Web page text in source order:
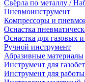
Свёрла по металлу /
Пневмоинструмент
Компрессоры и
Оснастка
Оснастка для газовых
Ручной инструмент
Абразивные материалы
Инструмент для
Инструмент для